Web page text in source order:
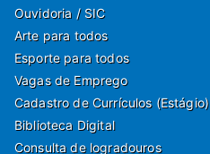
Ouvidoria / SIC
Arte para todos
Esporte para todos
Vagas de Emprego
Cadastro de Currículos (Estágio)
Biblioteca Digital
Consulta de logradouros